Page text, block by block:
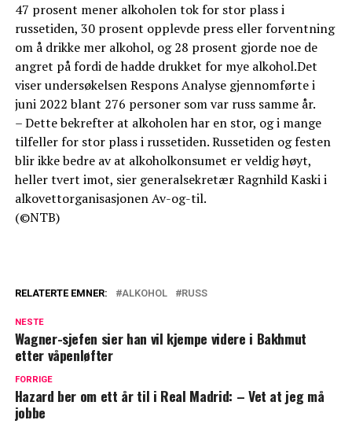
47 prosent mener alkoholen tok for stor plass i
russetiden, 30 prosent opplevde press eller forventning
om å drikke mer alkohol, og 28 prosent gjorde noe de
angret på fordi de hadde drukket for mye alkohol.Det
viser undersøkelsen Respons Analyse gjennomførte i
juni 2022 blant 276 personer som var russ samme år.
– Dette bekrefter at alkoholen har en stor, og i mange
tilfeller for stor plass i russetiden. Russetiden og festen
blir ikke bedre av at alkoholkonsumet er veldig høyt,
heller tvert imot, sier generalsekretær Ragnhild Kaski i
alkovettorganisasjonen Av-og-til.
(©NTB)
RELATERTE EMNER: ALKOHOL RUSS
NESTE
Wagner-sjefen sier han vil kjempe videre i Bakhmut
etter våpenløfter
FORRIGE
Hazard ber om ett år til i Real Madrid: – Vet at jeg må
jobbe